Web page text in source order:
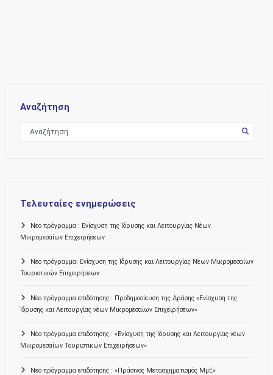
Αναζήτηση
Τελευταίες ενημερώσεις
Νεο πρόγραμμα : Ενίσχυση της Ίδρυσης και Λειτουργίας Νέων
Μικρομεσαίων Επιχειρήσεων
Νεο πρόγραμμα: Ενίσχυση της Ίδρυσης και Λειτουργίας Νέων Μικρομεσαίων
Τουριστικών Επιχειρήσεων
Νέο πρόγραμμα επιδότησης : Προδημοσίευση της Δράσης «Ενίσχυση της
Ίδρυσης και Λειτουργίας νέων Μικρομεσαίων Επιχειρήσεων»
Νέο πρόγραμμα επιδότησης : «Ενίσχυση της Ίδρυσης και Λειτουργίας νέων
Μικρομεσαίων Τουριστικών Επιχειρήσεων»
Νεο πρόγραμμα επιδότησης : «Πράσινος Μετασχηματισμός ΜμΕ»